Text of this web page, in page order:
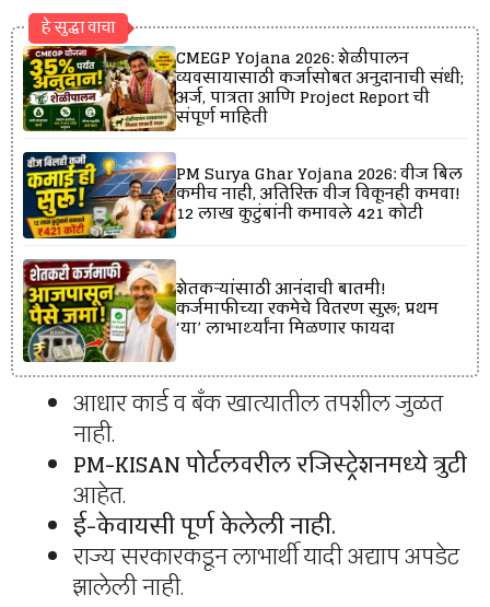
हे सुद्धा वाचा
CMEGP Yojana 2026: शेळीपालन
व्यवसायासाठी कर्जासोबत अनुदानाची संधी;
अर्ज, पात्रता आणि Project Report ची
संपूर्ण माहिती
PM Surya Ghar Yojana 2026: वीज बिल
कमीच नाही, अतिरिक्त वीज विकूनही कमवा!
12 लाख कुटुंबांनी कमावले ₹421 कोटी
शेतकऱ्यांसाठी आनंदाची बातमी!
कर्जमाफीच्या रकमेचे वितरण सुरू; प्रथम
‘या’ लाभार्थ्यांना मिळणार फायदा
आधार कार्ड व बँक खात्यातील तपशील जुळत
नाही.
PM-KISAN पोर्टलवरील रजिस्ट्रेशनमध्ये त्रुटी
आहेत.
ई-केवायसी पूर्ण केलेली नाही.
राज्य सरकारकडून लाभार्थी यादी अद्याप अपडेट
झालेली नाही.